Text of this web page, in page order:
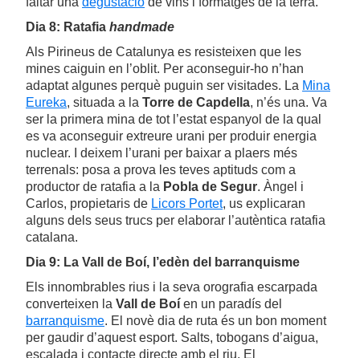
Dia 8: Ratafia handmade
Als Pirineus de Catalunya es resisteixen que les
mines caiguin en l’oblit. Per aconseguir-ho n’han
adaptat algunes perquè puguin ser visitades. La Mina
Eureka, situada a la Torre de Capdella, n’és una. Va
ser la primera mina de tot l’estat espanyol de la qual
es va aconseguir extreure urani per produir energia
nuclear. I deixem l’urani per baixar a plaers més
terrenals: posa a prova les teves aptituds com a
productor de ratafia a la Pobla de Segur. Àngel i
Carlos, propietaris de Licors Portet, us explicaran
alguns dels seus trucs per elaborar l’autèntica ratafia
catalana.
Dia 9: La Vall de Boí, l’edèn del barranquisme
Els innombrables rius i la seva orografia escarpada
converteixen la Vall de Boí en un paradís del
barranquisme. El novè dia de ruta és un bon moment
per gaudir d’aquest esport. Salts, tobogans d’aigua,
escalada i contacte directe amb el riu. El